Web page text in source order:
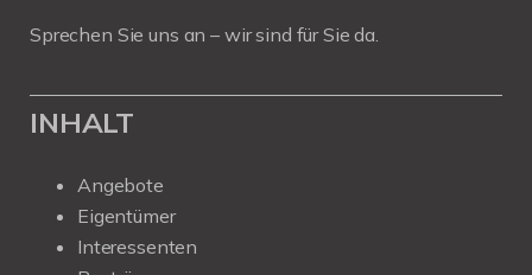
Sprechen Sie uns an – wir sind für Sie da.
INHALT
Angebote
Eigentümer
Interessenten